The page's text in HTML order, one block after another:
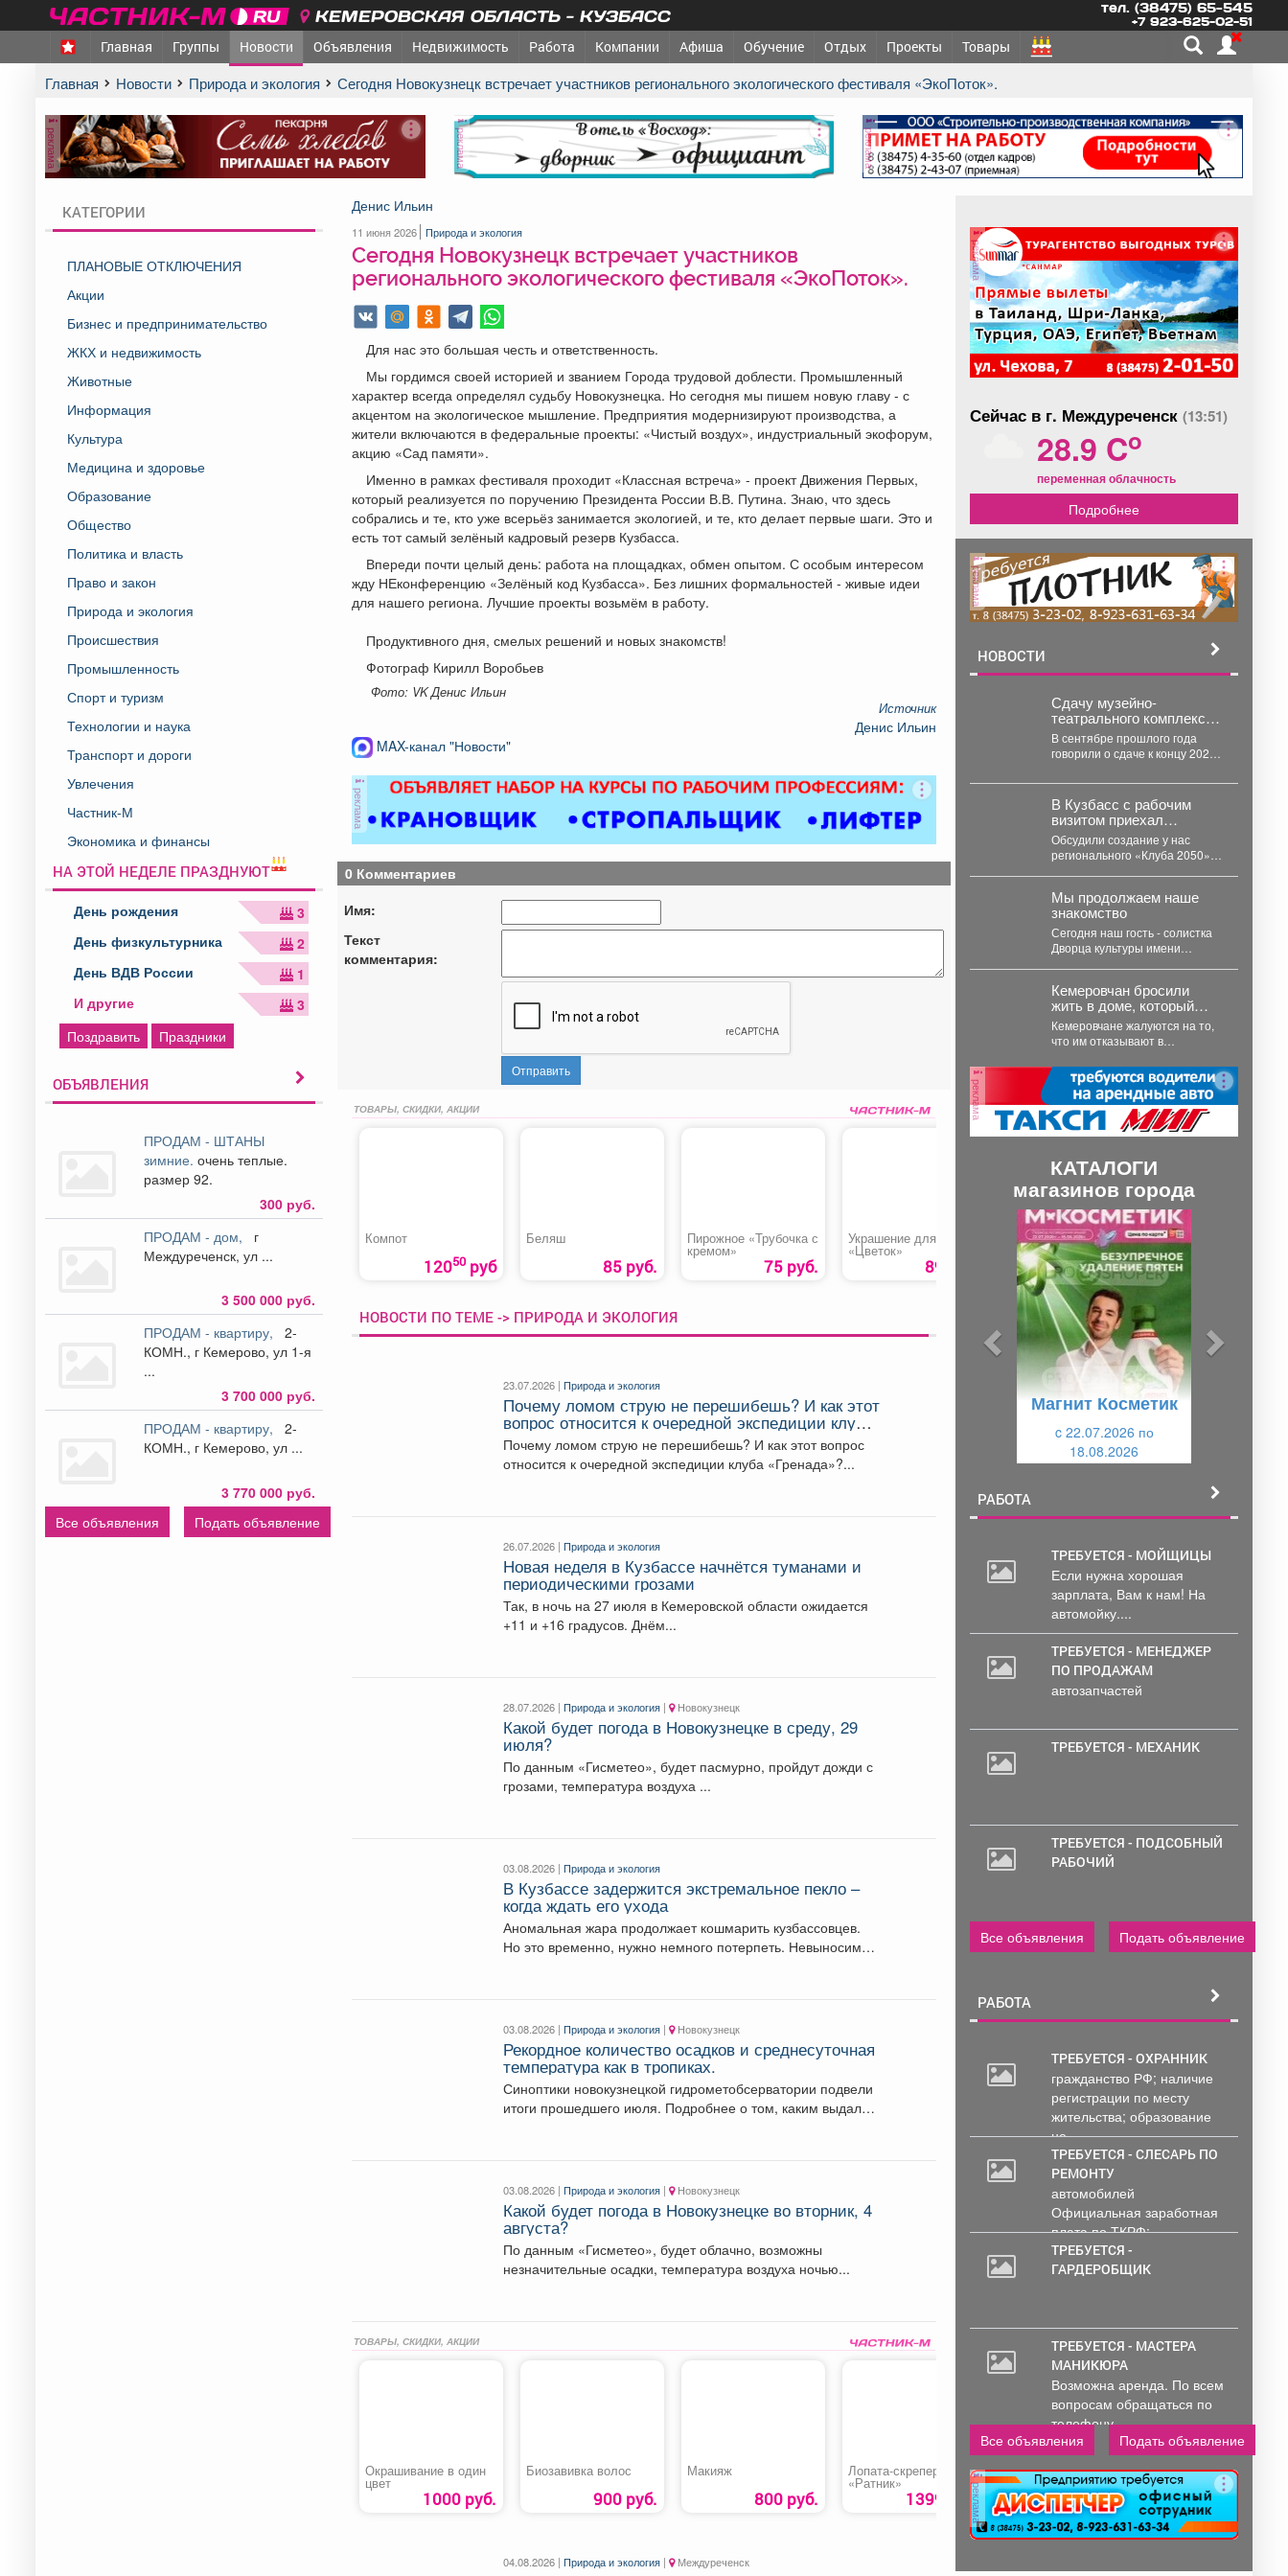
КЕМЕРОВСКАЯ ОБЛАСТЬ - КУЗБАСС тел. (38475) 65-545
+7 923-625-02-51
Главная Группы Новости Объявления Недвижимость Работа Компании Афиша Обучение Отдых Проекты Товары
Главная Новости Природа и экология Сегодня Новокузнецк встречает участников регионального экологического фестиваля «ЭкоПоток».
реклама реклама реклама
КАТЕГОРИИ
ПЛАНОВЫЕ ОТКЛЮЧЕНИЯ
Акции
Бизнес и предпринимательство
ЖКХ и недвижимость
Животные
Информация
Культура
Медицина и здоровье
Образование
Общество
Политика и власть
Право и закон
Природа и экология
Происшествия
Промышленность
Спорт и туризм
Технологии и наука
Транспорт и дороги
Увлечения
Частник-М
Экономика и финансы
НА ЭТОЙ НЕДЕЛЕ ПРАЗДНУЮТ
День рождения
3
День физкультурника
2
День ВДВ России
1
И другие
3
Поздравить
Праздники
ОБЪЯВЛЕНИЯ
ПРОДАМ - ШТАНЫ
зимние.очень теплые.
размер 92.
300 руб.
ПРОДАМ - дом,
г
Междуреченск, ул ...
3 500 000 руб.
ПРОДАМ - квартиру,
2-
КОМН., г Кемерово, ул 1-я
...
3 700 000 руб.
ПРОДАМ - квартиру,
2-
КОМН., г Кемерово, ул ...
3 770 000 руб.
Все объявления
Подать объявление
Денис Ильин
11 июня 2026 Природа и экология
Сегодня Новокузнецк встречает участников
регионального экологического фестиваля «ЭкоПоток».
Для нас это большая честь и ответственность.
Мы гордимся своей историей и званием Города трудовой доблести. Промышленный
характер всегда определял судьбу Новокузнецка. Но сегодня мы пишем новую главу - с
акцентом на экологическое мышление. Предприятия модернизируют производства, а
жители включаются в федеральные проекты: «Чистый воздух», индустриальный экофорум,
акцию «Сад памяти».
Именно в рамках фестиваля проходит «Классная встреча» - проект Движения Первых,
который реализуется по поручению Президента России В.В. Путина. Знаю, что здесь
собрались и те, кто уже всерьёз занимается экологией, и те, кто делает первые шаги. Это и
есть тот самый зелёный кадровый резерв Кузбасса.
Впереди почти целый день: работа на площадках, обмен опытом. С особым интересом
жду НЕконференцию «Зелёный код Кузбасса». Без лишних формальностей - живые идеи
для нашего региона. Лучшие проекты возьмём в работу.
Продуктивного дня, смелых решений и новых знакомств!
Фотограф Кирилл Воробьев
Фото: VK Денис Ильин
Источник
Денис Ильин
MAX-канал "Новости"
реклама
0 Комментариев
Имя:
Текст
комментария:
Отправить
ТОВАРЫ, СКИДКИ, АКЦИИ
Компот
12050руб
Беляш
85 руб.
Пирожное «Трубочка с
кремом»
75 руб.
Украшение для цветов
«Цветок»
89 руб.
Телевидение Good TV
440 руб.
Томаты
НОВОСТИ ПО ТЕМЕ -> ПРИРОДА И ЭКОЛОГИЯ
23.07.2026 |Природа и экология
Почему ломом струю не перешибешь? И как этот
вопрос относится к очередной экспедиции клуба
«Гренада»?
Почему ломом струю не перешибешь? И как этот вопрос
относится к очередной экспедиции клуба «Гренада»?...
26.07.2026 |Природа и экология
Новая неделя в Кузбассе начнётся туманами и
периодическими грозами
Так, в ночь на 27 июля в Кемеровской области ожидается
+11 и +16 градусов. Днём...
28.07.2026 |Природа и экология | Новокузнецк
Какой будет погода в Новокузнецке в среду, 29
июля?
По данным «Гисметео», будет пасмурно, пройдут дожди с
грозами, температура воздуха ...
03.08.2026 |Природа и экология
В Кузбассе задержится экстремальное пекло –
когда ждать его ухода
Аномальная жара продолжает кошмарить кузбассовцев.
Но это временно, нужно немного потерпеть. Невыносимое
03.08.2026 |Природа и экология | Новокузнецк
Рекордное количество осадков и среднесуточная
температура как в тропиках.
Синоптики новокузнецкой гидрометобсерватории подвели
итоги прошедшего июля. Подробнее о том, каким выдался
03.08.2026 |Природа и экология | Новокузнецк
Какой будет погода в Новокузнецке во вторник, 4
августа?
По данным «Гисметео», будет облачно, возможны
незначительные осадки, температура воздуха ночью...
ТОВАРЫ, СКИДКИ, АКЦИИ
Окрашивание в один
цвет
1000 руб.
Биозавивка волос
900 руб.
Макияж
800 руб.
Лопата-скрепер
«Ратник»
1399 руб.
Прическа
1000 руб.
Окрашивание волос
1000
04.08.2026 |Природа и экология | Междуреченск
реклама
Сейчас в г. Междуреченск (13:51)
28.9 Co
переменная облачность
Подробнее
реклама
НОВОСТИ
Сдачу музейно-
театрального комплекса
в Кемерове вновь
перенесли
В сентябре прошлого года
говорили о сдаче к концу 2026
уточнили в...
В Кузбасс с рабочим
визитом приехал
учредитель Института
«Царьград» Константин
Малофеев.
Обсудили создание у нас
регионального «Клуба 2050».
разных...
Мы продолжаем наше
знакомство
Сегодня наш гость - солистка
Дворца культуры имени
«Голос...
Кемеровчан бросили
жить в доме, который
вот-вот рухнет
Кемеровчане жалуются на то,
что им отказывают в
дома, который уже вот-вот...
реклама
КАТАЛОГИ
магазинов города
Магнит Косметик
c 22.07.2026 по
18.08.2026
РАБОТА
ТРЕБУЕТСЯ - МОЙЩИЦЫ
Если нужна хорошая
зарплата, Вам к нам! На
автомойку....
ТРЕБУЕТСЯ - МЕНЕДЖЕР
ПО ПРОДАЖАМ
автозапчастей
ТРЕБУЕТСЯ - МЕХАНИК
ТРЕБУЕТСЯ - ПОДСОБНЫЙ
РАБОЧИЙ
Все объявления Подать объявление
РАБОТА
ТРЕБУЕТСЯ - ОХРАННИК
гражданство РФ; наличие
регистрации по месту
жительства; образование
не...
ТРЕБУЕТСЯ - СЛЕСАРЬ ПО
РЕМОНТУ
автомобилей
Официальная заработная
плата по ТКРФ;
социальные гарантии и
уверенность в...
ТРЕБУЕТСЯ -
ГАРДЕРОБЩИК
ТРЕБУЕТСЯ - МАСТЕРА
МАНИКЮРА
Возможна аренда. По всем
вопросам обращаться по
телефону..
Все объявления
Подать объявление
реклама